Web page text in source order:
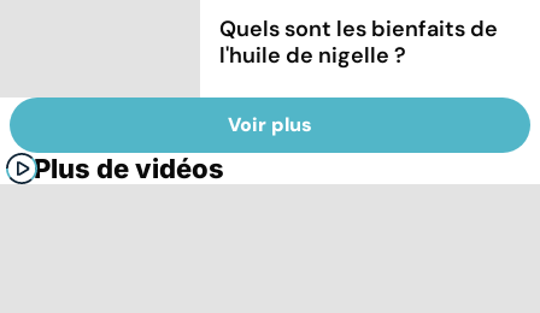
Quels sont les bienfaits de
l'huile de nigelle ?
Voir plus
Plus de vidéos